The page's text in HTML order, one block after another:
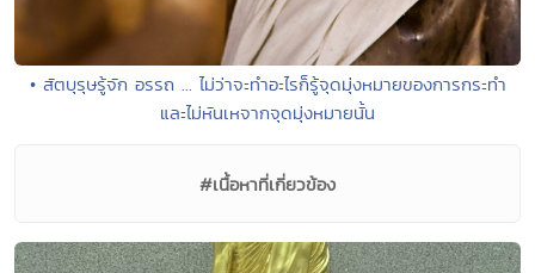
• สัตบุรุษรู้จัก อรรถ ... ไม่ว่าจะทำอะไรก็รู้จุดมุ่งหมายของการกระทำ
และไม่หันเหจากจุดมุ่งหมายนั้น
#เนื้อหาที่เกี่ยวข้อง